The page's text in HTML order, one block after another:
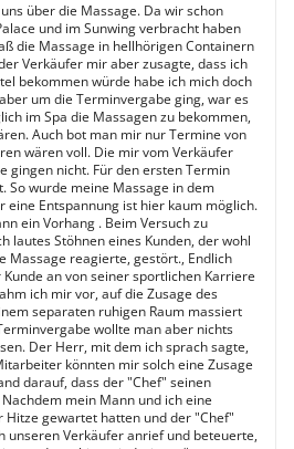
über die Massage. Da wir schon
und im Sunwing verbracht haben
die Massage in hellhörigen Containern
Verkäufer mir aber zusagte, dass ich
bekommen würde habe ich mich doch
um die Terminvergabe ging, war es
im Spa die Massagen zu bekommen,
Auch bot man mir nur Termine von
wären voll. Die mir vom Verkäufer
gingen nicht. Für den ersten Termin
So wurde meine Massage in dem
eine Entspannung ist hier kaum möglich.
ein Vorhang . Beim Versuch zu
lautes Stöhnen eines Kunden, der wohl
Massage reagierte, gestört., Endlich
an von seiner sportlichen Karriere
ich mir vor, auf die Zusage des
separaten ruhigen Raum massiert
wollte man aber nichts
Der Herr, mit dem ich sprach sagte,
könnten mir solch eine Zusage
darauf, dass der "Chef" seinen
mein Mann und ich eine
Hitze gewartet hatten und der "Chef"
unseren Verkäufer anrief und beteuerte,